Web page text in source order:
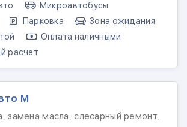
Микроавтобусы
Парковка
Зона ожидания
Оплата наличными
расчет
М
замена масла, слесарный ремонт,